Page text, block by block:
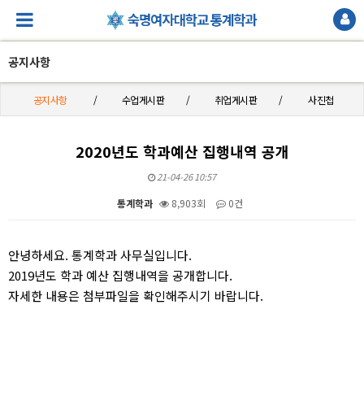
공지사항
공지사항 수업게시판 취업게시판 사진첩
2020년도 학과예산 집행내역 공개
21-04-26 10:57
통계학과 8,903회 0건
안녕하세요. 통계학과 사무실입니다.
2019년도 학과 예산 집행내역을 공개합니다.
자세한 내용은 첨부파일을 확인해주시기 바랍니다.